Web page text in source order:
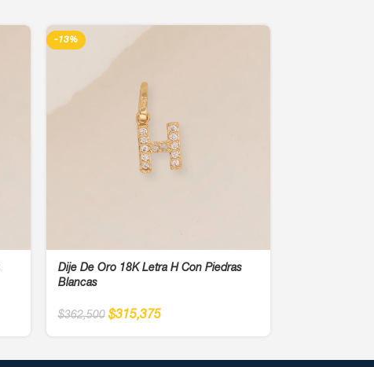
-13%
Dije De Oro 18K Letra H Con Piedras
Blancas
$362,500 $315,375